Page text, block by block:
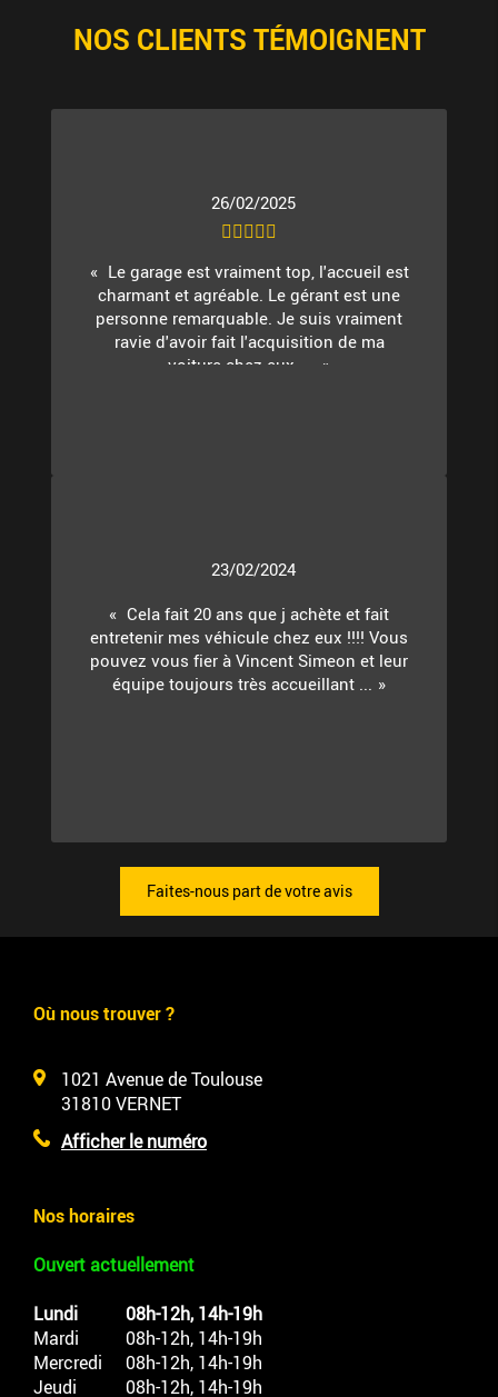
NOS CLIENTS TÉMOIGNENT
26/02/2025
Le garage est vraiment top, l'accueil est
charmant et agréable. Le gérant est une
personne remarquable. Je suis vraiment
ravie d'avoir fait l'acquisition de ma
voiture chez eux. ...
23/02/2024
Cela fait 20 ans que j achète et fait
entretenir mes véhicule chez eux !!!! Vous
pouvez vous fier à Vincent Simeon et leur
équipe toujours très accueillant ...
Faites-nous part de votre avis
Où nous trouver ?
1021 Avenue de Toulouse
31810VERNET
Afficher le numéro
Nos horaires
Ouvert actuellement
Lundi
08h-12h, 14h-19h
Mardi
08h-12h, 14h-19h
Mercredi
08h-12h, 14h-19h
Jeudi
08h-12h, 14h-19h